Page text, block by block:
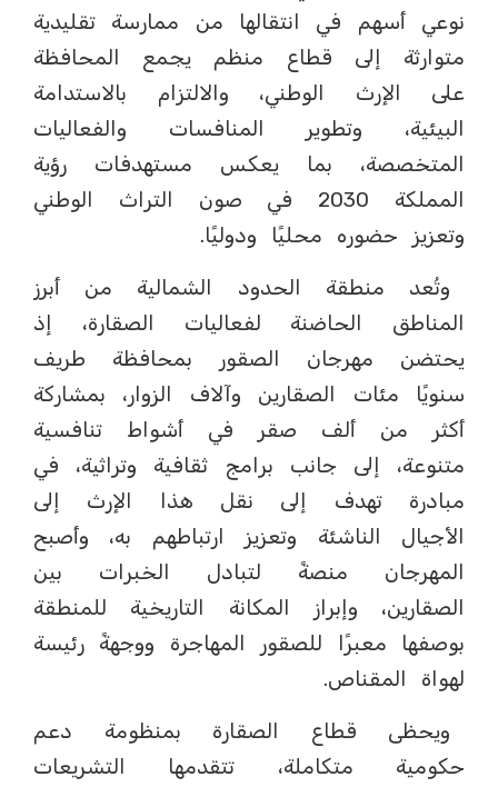
نوعي أسهم في انتقالها من ممارسة تقليدية
متوارثة إلى قطاع منظم يجمع المحافظة
على الإرث الوطني، والالتزام بالاستدامة
البيئية، وتطوير المنافسات والفعاليات
المتخصصة، بما يعكس مستهدفات رؤية
المملكة 2030 في صون التراث الوطني
وتعزيز حضوره محليًا ودوليًا.
وتُعد منطقة الحدود الشمالية من أبرز
المناطق الحاضنة لفعاليات الصقارة، إذ
يحتضن مهرجان الصقور بمحافظة طريف
سنويًا مئات الصقارين وآلاف الزوار، بمشاركة
أكثر من ألف صقر في أشواط تنافسية
متنوعة، إلى جانب برامج ثقافية وتراثية، في
مبادرة تهدف إلى نقل هذا الإرث إلى
الأجيال الناشئة وتعزيز ارتباطهم به، وأصبح
المهرجان منصةً لتبادل الخبرات بين
الصقارين، وإبراز المكانة التاريخية للمنطقة
بوصفها معبرًا للصقور المهاجرة ووجهةً رئيسة
لهواة المقناص.
ويحظى قطاع الصقارة بمنظومة دعم
حكومية متكاملة، تتقدمها التشريعات